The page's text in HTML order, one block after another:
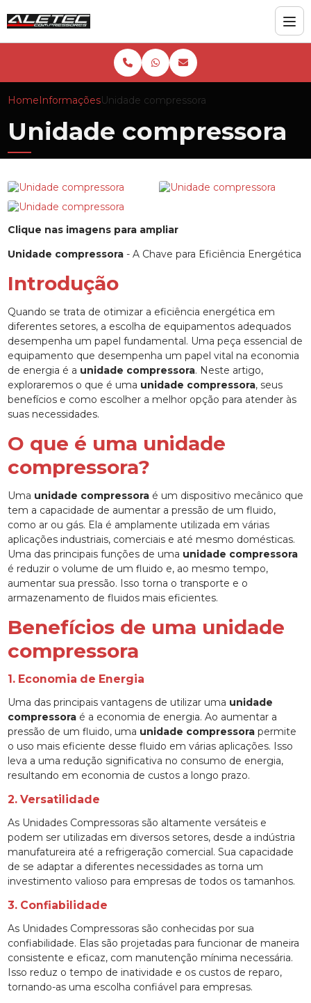
HomeInformaçõesUnidade compressora
Unidade compressora
Clique nas imagens para ampliar
Unidade compressora- A Chave para Eficiência Energética
Introdução
Quando se trata de otimizar a eficiência energética em
diferentes setores, a escolha de equipamentos adequados
desempenha um papel fundamental. Uma peça essencial de
equipamento que desempenha um papel vital na economia
de energia é a unidade compressora. Neste artigo,
exploraremos o que é uma unidade compressora, seus
benefícios e como escolher a melhor opção para atender às
suas necessidades.
O que é uma unidade
compressora?
Uma unidade compressoraé um dispositivo mecânico que
tem a capacidade de aumentar a pressão de um fluido,
como ar ou gás. Ela é amplamente utilizada em várias
aplicações industriais, comerciais e até mesmo domésticas.
Uma das principais funções de uma unidade compressora
é reduzir o volume de um fluido e, ao mesmo tempo,
aumentar sua pressão. Isso torna o transporte e o
armazenamento de fluidos mais eficientes.
Benefícios de uma unidade
compressora
1. Economia de Energia
Uma das principais vantagens de utilizar uma unidade
compressoraé a economia de energia. Ao aumentar a
pressão de um fluido, uma unidade compressorapermite
o uso mais eficiente desse fluido em várias aplicações. Isso
leva a uma redução significativa no consumo de energia,
resultando em economia de custos a longo prazo.
2. Versatilidade
As Unidades Compressoras são altamente versáteis e
podem ser utilizadas em diversos setores, desde a indústria
manufatureira até a refrigeração comercial. Sua capacidade
de se adaptar a diferentes necessidades as torna um
investimento valioso para empresas de todos os tamanhos.
3. Confiabilidade
As Unidades Compressoras são conhecidas por sua
confiabilidade. Elas são projetadas para funcionar de maneira
consistente e eficaz, com manutenção mínima necessária.
Isso reduz o tempo de inatividade e os custos de reparo,
tornando-as uma escolha confiável para empresas.